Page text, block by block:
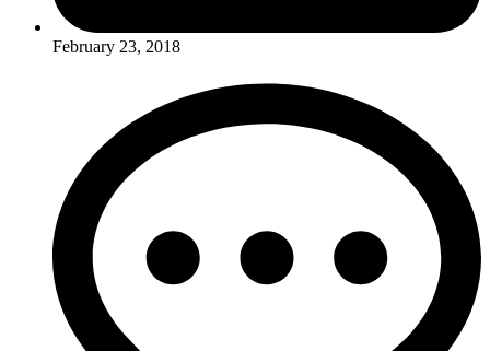
February 23, 2018